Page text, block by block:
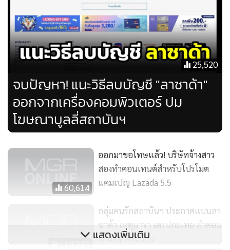
พ์ มาตรา 14 และประมวลกฎหมายอาญามาตรา 112 เดี๋ยวเจอ
กัน!!!"
25,520
จบปัญหา! แนะวิธีลบบัญชี "ลาซาด้า"
ออกจากเครื่องคอมพิวเตอร์ ปม
โฆษณาบูลลี่สถาบันฯ
60,614
ออกมาขอโทษแล้ว! บริษัทจ้างสาว
สองทำคอนเทนต์สำหรับโปรโมต
แคมเปญ Lazada 5.5
114,243
กลุ่มคนรักสถาบันฯ ประกาศแบนลา
ซาด้า เหตุนารา เครปกะเทย ทำคอน
เทนต์ฉวัดเฉวียน
แสดงเพิ่มเติม